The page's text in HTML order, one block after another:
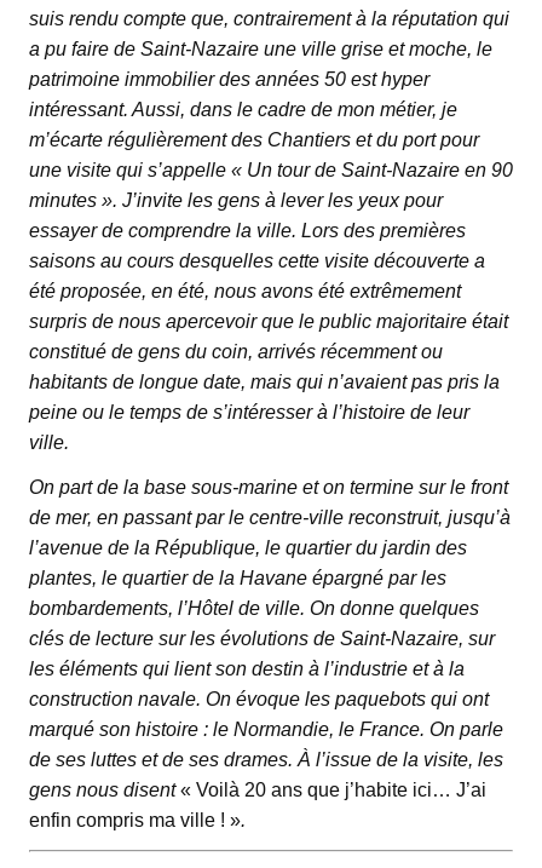
suis rendu compte que, contrairement à la réputation qui
a pu faire de Saint-Nazaire une ville grise et moche, le
patrimoine immobilier des années 50 est hyper
intéressant. Aussi, dans le cadre de mon métier, je
m’écarte régulièrement des Chantiers et du port pour
une visite qui s’appelle « Un tour de Saint-Nazaire en 90
minutes ». J’invite les gens à lever les yeux pour
essayer de comprendre la ville. Lors des premières
saisons au cours desquelles cette visite découverte a
été proposée, en été, nous avons été extrêmement
surpris de nous apercevoir que le public majoritaire était
constitué de gens du coin, arrivés récemment ou
habitants de longue date, mais qui n’avaient pas pris la
peine ou le temps de s’intéresser à l’histoire de leur
ville.
On part de la base sous-marine et on termine sur le front
de mer, en passant par le centre-ville reconstruit, jusqu’à
l’avenue de la République, le quartier du jardin des
plantes, le quartier de la Havane épargné par les
bombardements, l’Hôtel de ville. On donne quelques
clés de lecture sur les évolutions de Saint-Nazaire, sur
les éléments qui lient son destin à l’industrie et à la
construction navale. On évoque les paquebots qui ont
marqué son histoire : le Normandie, le France. On parle
de ses luttes et de ses drames. À l’issue de la visite, les
gens nous disent« Voilà 20 ans que j’habite ici… J’ai
enfin compris ma ville ! ».